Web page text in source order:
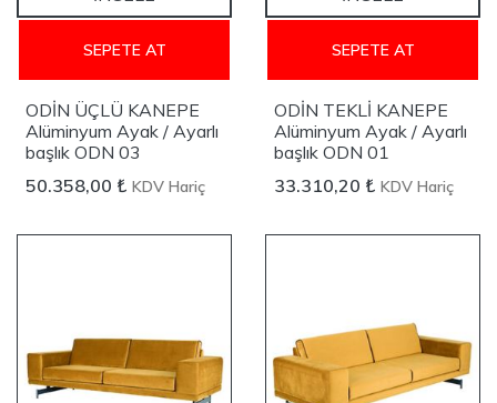
SEPETE AT
ODİN ÜÇLÜ KANEPE
Alüminyum Ayak / Ayarlı
başlık ODN 03
50.358,00 ₺ KDV Hariç
SEPETE AT
ODİN TEKLİ KANEPE
Alüminyum Ayak / Ayarlı
başlık ODN 01
33.310,20 ₺ KDV Hariç